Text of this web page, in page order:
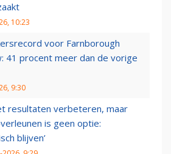
10:23
voor Farnborough
41 procent meer dan de vorige
9:30
resultaten verbeteren, maar
is geen optie:
blijven’